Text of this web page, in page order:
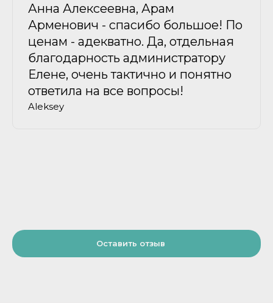
Анна Алексеевна, Арам
Арменович - спасибо большое! По
ценам - адекватно. Да, отдельная
благодарность администратору
Елене, очень тактично и понятно
ответила на все вопросы!
Aleksey
Оставить отзыв